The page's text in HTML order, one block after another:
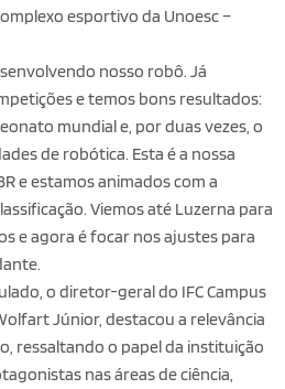
esportivo da Unoesc –
nosso robô. Já
e temos bons resultados:
mundial e, por duas vezes, o
de robótica. Esta é a nossa
e estamos animados com a
Viemos até Luzerna para
e agora é focar nos ajustes para
o diretor-geral do IFC Campus
Júnior, destacou a relevância
ressaltando o papel da instituição
nas áreas de ciência,